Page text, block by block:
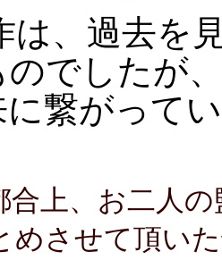
は、過去を
のでしたが
に繋がって
上、お二人
めさせて頂い